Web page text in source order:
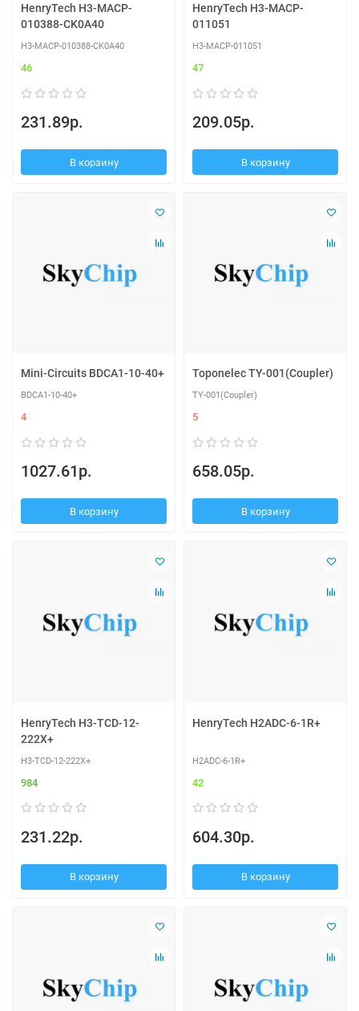
HenryTech H3-MACP-
010388-CK0A40
H3-MACP-010388-CK0A40
46
231.89р.
В корзину
HenryTech H3-MACP-
011051
H3-MACP-011051
47
209.05р.
В корзину
Mini-Circuits BDCA1-10-40+
BDCA1-10-40+
4
1027.61р.
В корзину
Toponelec TY-001(Coupler)
TY-001(Coupler)
5
658.05р.
В корзину
HenryTech H3-TCD-12-
222X+
H3-TCD-12-222X+
984
231.22р.
В корзину
HenryTech H2ADC-6-1R+
H2ADC-6-1R+
42
604.30р.
В корзину